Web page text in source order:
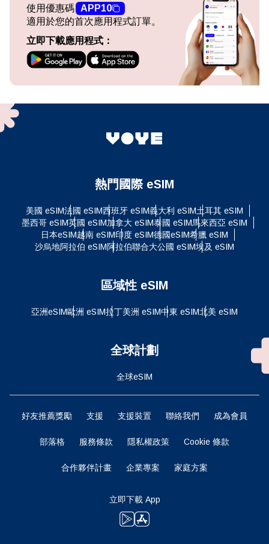
使用優惠碼 APP10
適用於您的首次應用程式訂單。
立即下載應用程式：
熱門國際 eSIM
美國 eSIM法國 eSIM西班牙 eSIM義大利 eSIM土耳其 eSIM
墨西哥 eSIM英國 eSIM加拿大 eSIM泰國 eSIM馬來西亞 eSIM
日本eSIM越南 eSIM印度 eSIM德國eSIM希臘 eSIM
沙烏地阿拉伯 eSIM阿拉伯聯合大公國 eSIM埃及 eSIM
區域性 eSIM
亞洲eSIM歐洲 eSIM拉丁美洲 eSIM中東 eSIM北美 eSIM
全球計劃
全球eSIM
好友推薦獎勵 支援 支援裝置 聯絡我們 成為會員
部落格 服務條款 隱私權政策 Cookie 條款
合作夥伴計畫 企業專案 家庭方案
立即下載 App